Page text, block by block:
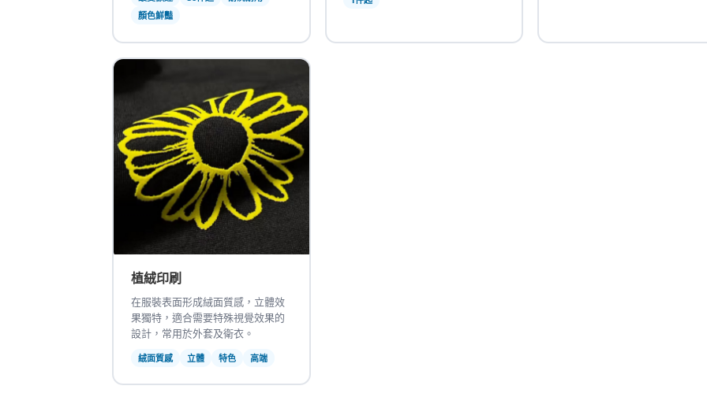
顏色鮮豔
植絨印刷
在服裝表面形成絨面質感，立體效
果獨特，適合需要特殊視覺效果的
設計，常用於外套及衛衣。
絨面質感 立體 特色 高端